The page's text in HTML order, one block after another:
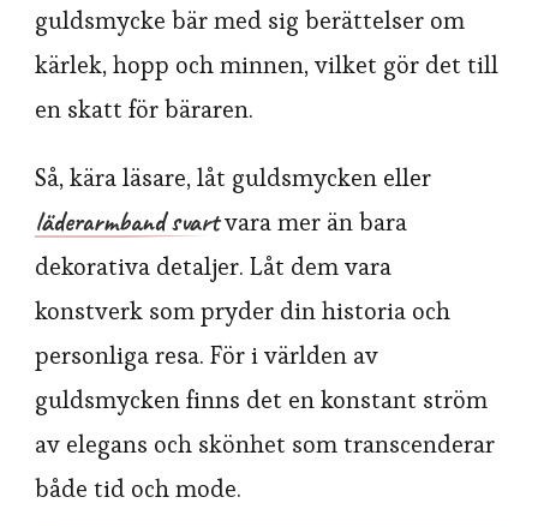
guldsmycke bär med sig berättelser om
kärlek, hopp och minnen, vilket gör det till
en skatt för bäraren.
Så, kära läsare, låt guldsmycken eller
läderarmband svartvara mer än bara
dekorativa detaljer. Låt dem vara
konstverk som pryder din historia och
personliga resa. För i världen av
guldsmycken finns det en konstant ström
av elegans och skönhet som transcenderar
både tid och mode.